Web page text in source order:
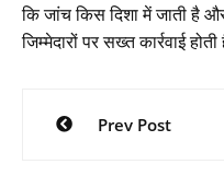
कि जांच किस दिशा में जाती है
जिम्मेदारों पर सख्त कार्रवाई
Post
navigation
Prev Post